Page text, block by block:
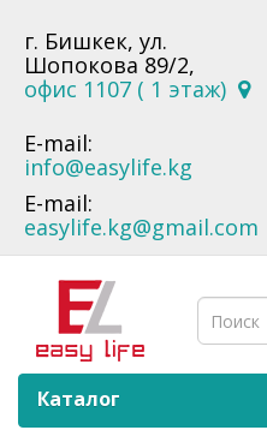
г. Бишкек, ул.
Шопокова 89/2,
офис 1107 ( 1 этаж)
E-mail:
info@easylife.kg
E-mail:
easylife.kg@gmail.com
Каталог